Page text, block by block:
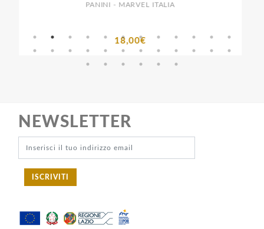
PANINI - MARVEL ITALIA
18,00€
NEWSLETTER
ISCRIVITI